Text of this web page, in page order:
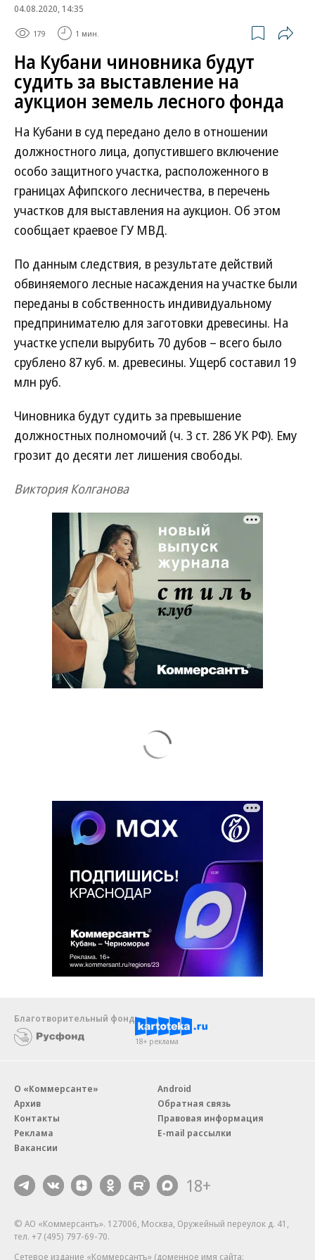
04.08.2020, 14:35
179 1 мин.
На Кубани чиновника будут
судить за выставление на
аукцион земель лесного фонда
На Кубани в суд передано дело в отношении
должностного лица, допустившего включение
особо защитного участка, расположенного в
границах Афипского лесничества, в перечень
участков для выставления на аукцион. Об этом
сообщает краевое ГУ МВД.
По данным следствия, в результате действий
обвиняемого лесные насаждения на участке были
переданы в собственность индивидуальному
предпринимателю для заготовки древесины. На
участке успели вырубить 70 дубов – всего было
срублено 87 куб. м. древесины. Ущерб составил 19
млн руб.
Чиновника будут судить за превышение
должностных полномочий (ч. 3 ст. 286 УК РФ). Ему
грозит до десяти лет лишения свободы.
Виктория Колганова
Благотворительный фонд
18+ реклама
О «Коммерсанте»
Архив
Контакты
Реклама
Вакансии
Android
Обратная связь
Правовая информация
E-mail рассылки
18+
© АО «Коммерсантъ». 127006, Москва, Оружейный переулок д. 41,
тел. +7 (495) 797-69-70.
Сетевое издание «Коммерсантъ» (доменное имя сайта: